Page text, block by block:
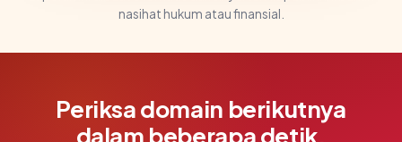
nasihat hukum atau finansial.
Periksa domain berikutnya
dalam beberapa detik.